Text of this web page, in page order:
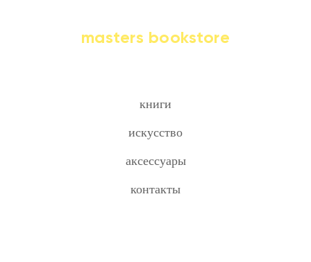
masters bookstore
книги
искусство
аксессуары
контакты